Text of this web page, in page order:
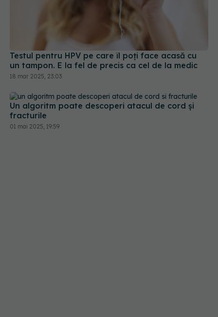
Testul pentru HPV pe care îl poți face acasă cu
un tampon. E la fel de precis ca cel de la medic
18 mar 2025, 23:03
Un algoritm poate descoperi atacul de cord și
fracturile
01 mai 2025, 19:59